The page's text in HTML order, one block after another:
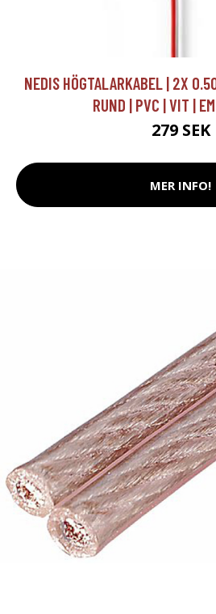
NEDIS HÖGTALARKABEL | 2X
RUND | PVC | VIT |
279 SEK
MER INFO!